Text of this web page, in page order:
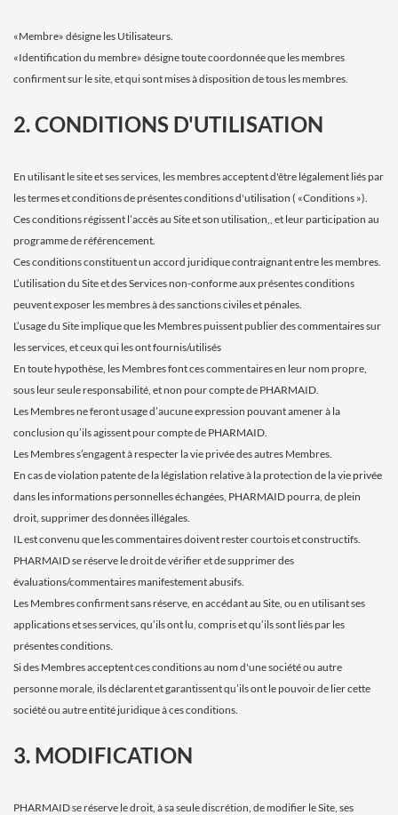
«Membre» désigne les Utilisateurs.
«Identification du membre» désigne toute coordonnée que les membres
confirment sur le site, et qui sont mises à disposition de tous les membres.
2. CONDITIONS D'UTILISATION
En utilisant le site et ses services, les membres acceptent d'être légalement liés par
les termes et conditions de présentes conditions d'utilisation ( «Conditions »).
Ces conditions régissent l’accès au Site et son utilisation,, et leur participation au
programme de référencement.
Ces conditions constituent un accord juridique contraignant entre les membres.
L’utilisation du Site et des Services non-conforme aux présentes conditions
peuvent exposer les membres à des sanctions civiles et pénales.
L’usage du Site implique que les Membres puissent publier des commentaires sur
les services, et ceux qui les ont fournis/utilisés
En toute hypothèse, les Membres font ces commentaires en leur nom propre,
sous leur seule responsabilité, et non pour compte de PHARMAID.
Les Membres ne feront usage d’aucune expression pouvant amener à la
conclusion qu’ils agissent pour compte de PHARMAID.
Les Membres s’engagent à respecter la vie privée des autres Membres.
En cas de violation patente de la législation relative à la protection de la vie privée
dans les informations personnelles échangées, PHARMAID pourra, de plein
droit, supprimer des données illégales.
IL est convenu que les commentaires doivent rester courtois et constructifs.
PHARMAID se réserve le droit de vérifier et de supprimer des
évaluations/commentaires manifestement abusifs.
Les Membres confirment sans réserve, en accédant au Site, ou en utilisant ses
applications et ses services, qu’ils ont lu, compris et qu’ils sont liés par les
présentes conditions.
Si des Membres acceptent ces conditions au nom d'une société ou autre
personne morale, ils déclarent et garantissent qu’ils ont le pouvoir de lier cette
société ou autre entité juridique à ces conditions.
3. MODIFICATION
PHARMAID se réserve le droit, à sa seule discrétion, de modifier le Site, ses